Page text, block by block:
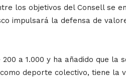
los objetivos del Consell se
impulsará la defensa de
a 1.000 y ha añadido que la
deporte colectivo, tiene la